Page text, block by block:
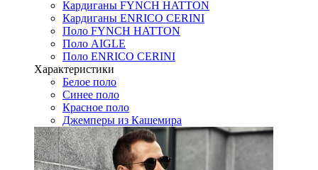
Кардиганы FYNCH HATTON
Кардиганы ENRICO CERINI
Поло FYNCH HATTON
Поло AIGLE
Поло ENRICO CERINI
Характеристики
Белое поло
Синее поло
Красное поло
Джемперы из Кашемира